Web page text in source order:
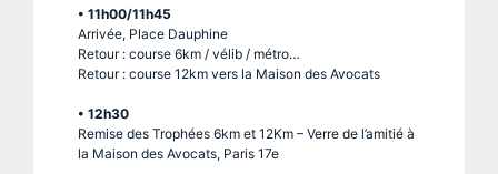
• 11h00/11h45
Arrivée, Place Dauphine
Retour : course 6km / vélib / métro…
Retour : course 12km vers la Maison des Avocats
• 12h30
Remise des Trophées 6km et 12Km – Verre de l’amitié à
la Maison des Avocats, Paris 17e